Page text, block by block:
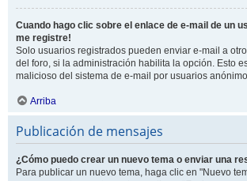
Cuando hago clic sobre el enlace de e-mail de un
me registre!
Solo usuarios registrados pueden enviar e-mail a
del foro, si la administración habilita la opción. Esto
malicioso del sistema de e-mail por usuarios
Arriba
Publicación de mensajes
¿Cómo puedo crear un nuevo tema o enviar una
Para publicar un nuevo tema, haga clic en "Nuevo